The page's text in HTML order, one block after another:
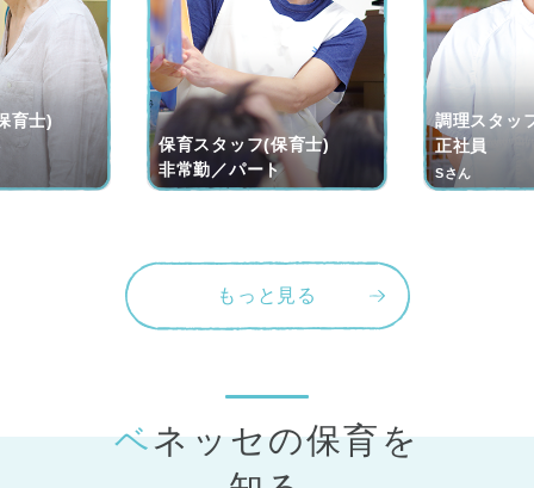
育士)
保育スタッフ(保育士)
非常勤／パート
調理スタッ
正社員
Sさん
もっと見る
ベネッセの保育を